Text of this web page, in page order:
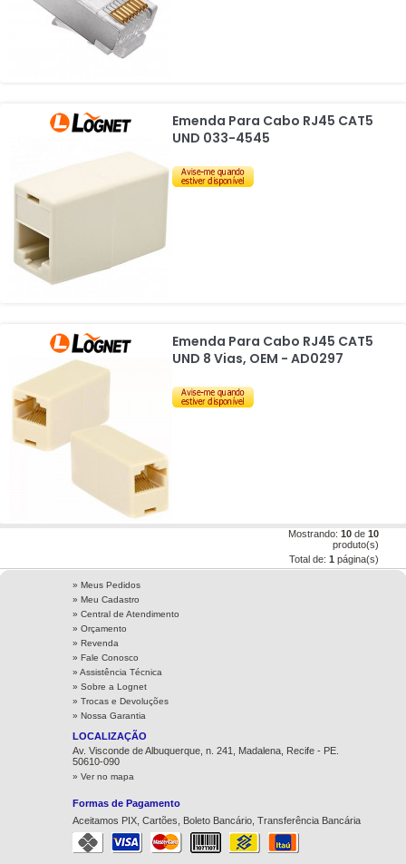
Emenda Para Cabo RJ45 CAT5
UND 033-4545
Emenda Para Cabo RJ45 CAT5
UND 8 Vias, OEM - AD0297
Mostrando: 10 de 10
produto(s)
Total de: 1 página(s)
» Meus Pedidos
» Meu Cadastro
» Central de Atendimento
» Orçamento
» Revenda
» Fale Conosco
» Assistência Técnica
» Sobre a Lognet
» Trocas e Devoluções
» Nossa Garantia
LOCALIZAÇÃO
Av. Visconde de Albuquerque, n. 241, Madalena, Recife - PE.
50610-090
» Ver no mapa
Formas de Pagamento
Aceitamos PIX, Cartões, Boleto Bancário, Transferência Bancária